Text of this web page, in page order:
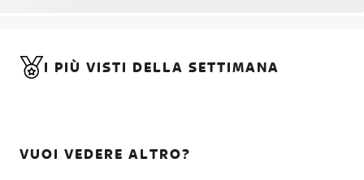
I PIÙ VISTI DELLA SETTIMANA
VUOI VEDERE ALTRO?